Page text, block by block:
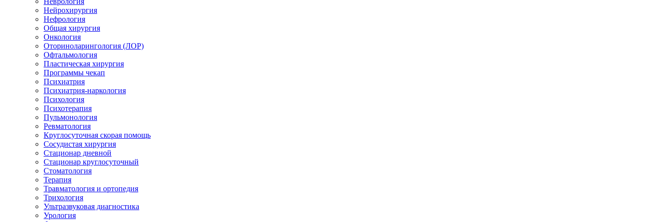
Нейрохирургия
Нефрология
Общая хирургия
Онкология
Оториноларингология (ЛОР)
Офтальмология
Пластическая хирургия
Программы чекап
Психиатрия
Психиатрия-наркология
Психология
Психотерапия
Пульмонология
Ревматология
Круглосуточная скорая помощь
Сосудистая хирургия
Стационар дневной
Стационар круглосуточный
Стоматология
Терапия
Травматология и ортопедия
Трихология
Ультразвуковая диагностика
Урология